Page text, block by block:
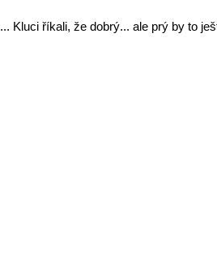
... Kluci říkali, že dobrý... ale prý by to